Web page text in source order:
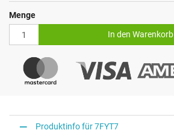
Menge
In den Warenkorb
Produktinfo für 7FYT7